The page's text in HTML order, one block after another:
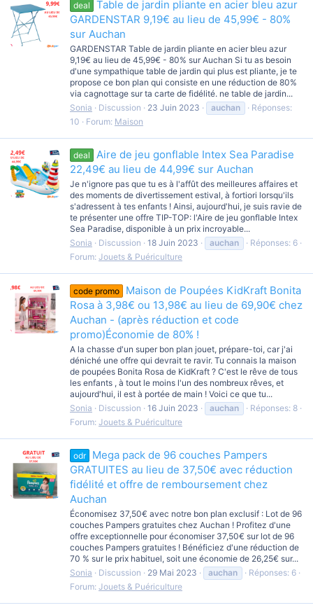
deal
Table de jardin pliante en acier bleu azur
GARDENSTAR 9,19€ au lieu de 45,99€ - 80%
sur Auchan
GARDENSTAR Table de jardin pliante en acier bleu azur
9,19€ au lieu de 45,99€ - 80% sur Auchan Si tu as besoin
d'une sympathique table de jardin qui plus est pliante, je te
propose ce bon plan qui consiste en une réduction de 80%
via cagnottage sur ta carte de fidélité. ne table de jardin...
Sonia
Discussion 23 Juin 2023 auchan
Réponses:
10
Forum: Maison
deal
Aire de jeu gonflable Intex Sea Paradise
22,49€ au lieu de 44,99€ sur Auchan
Je n'ignore pas que tu es à l'affût des meilleures affaires et
des moments de divertissement estival, à fortiori lorsqu'ils
s'adressent à tes enfants ! Ainsi, aujourd'hui, je suis ravie de
te présenter une offre TIP-TOP: l'Aire de jeu gonflable Intex
Sea Paradise, disponible à un prix incroyable...
Sonia
Discussion 18 Juin 2023 auchan
Réponses: 6
Forum: Jouets & Puériculture
code promo
Maison de Poupées KidKraft Bonita
Rosa à 3,98€ ou 13,98€ au lieu de 69,90€ chez
Auchan - (après réduction et code
promo)Économie de 80% !
A la chasse d'un super bon plan jouet, prépare-toi, car j'ai
déniché une offre qui devrait te ravir. Tu connais la maison
de poupées Bonita Rosa de KidKraft ? C'est le rêve de tous
les enfants , à tout le moins l'un des nombreux rêves, et
aujourd'hui, il est à portée de main ! Voici ce que tu...
Sonia
Discussion 16 Juin 2023 auchan
Réponses: 8
Forum: Jouets & Puériculture
odr
Mega pack de 96 couches Pampers
GRATUITES au lieu de 37,50€ avec réduction
fidélité et offre de remboursement chez
Auchan
Économisez 37,50€ avec notre bon plan exclusif : Lot de 96
couches Pampers gratuites chez Auchan ! Profitez d'une
offre exceptionnelle pour économiser 37,50€ sur lot de 96
couches Pampers gratuites ! Bénéficiez d'une réduction de
70 % sur le prix habituel, soit une économie de 26,25€ sur...
Sonia
Discussion 29 Mai 2023 auchan
Réponses: 6
Forum: Jouets & Puériculture